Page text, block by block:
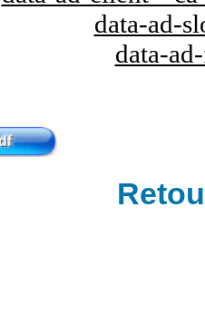
data-ad-
data-